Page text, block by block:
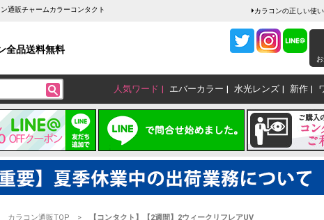
通販チャームカラーコンタクト カラコンの正しい使
全品送料無料
人気ワード エバーカラー 水光レンズ 新作
カラコン通販TOP 【コンタクト】【2週間】2ウィークリフレアUV